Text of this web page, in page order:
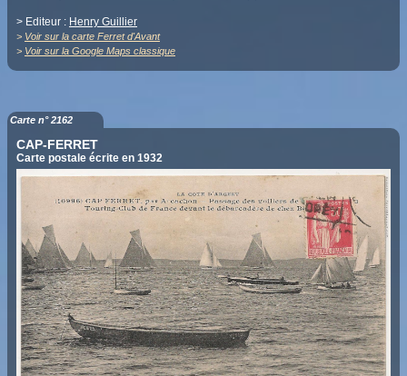
> Editeur : Henry Guillier
> Voir sur la carte Ferret d'Avant
> Voir sur la Google Maps classique
Carte n° 2162
CAP-FERRET
Carte postale écrite en 1932